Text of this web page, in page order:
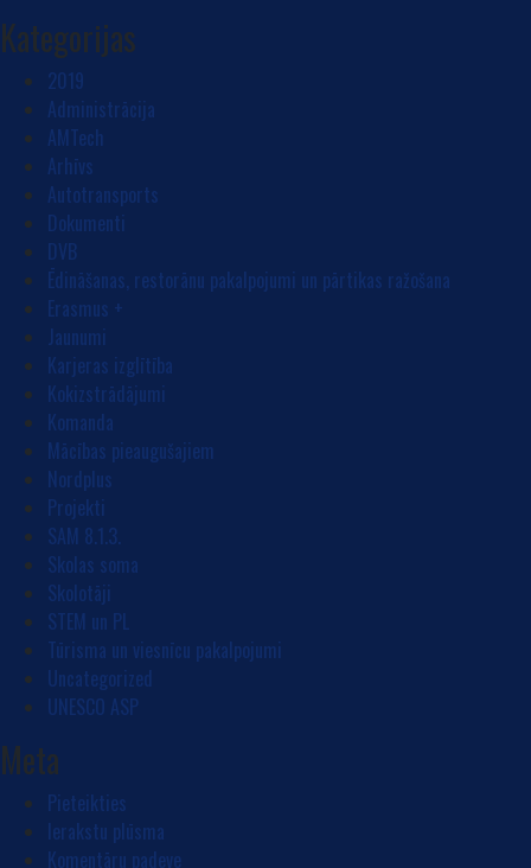
Kategorijas
2019
Administrācija
AMTech
Arhīvs
Autotransports
Dokumenti
DVB
Ēdināšanas, restorānu pakalpojumi un pārtikas ražošana
Erasmus +
Jaunumi
Karjeras izglītība
Kokizstrādājumi
Komanda
Mācības pieaugušajiem
Nordplus
Projekti
SAM 8.1.3.
Skolas soma
Skolotāji
STEM un PL
Tūrisma un viesnīcu pakalpojumi
Uncategorized
UNESCO ASP
Meta
Pieteikties
Ierakstu plūsma
Komentāru padeve